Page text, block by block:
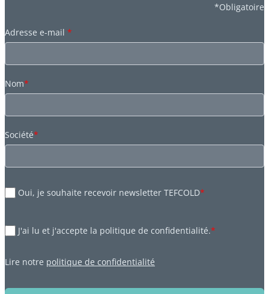
*Obligatoire
Adresse e-mail *
Nom*
Société*
Oui, je souhaite recevoir newsletter TEFCOLD*
J'ai lu et j'accepte la politique de confidentialité.*
Lire notre politique de confidentialité